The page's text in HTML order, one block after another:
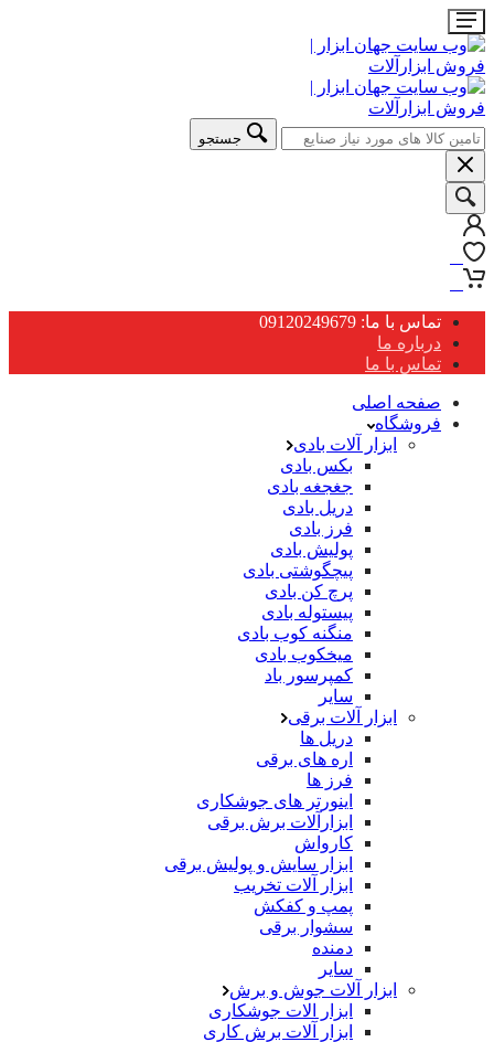
جستجو
تماس با ما: 09120249679
درباره ما
تماس با ما
صفحه اصلی
فروشگاه
ابزار آلات بادی
بکس بادی
جغجغه بادی
دریل بادی
فرز بادی
پولیش بادی
پیچگوشتی بادی
پرچ کن بادی
پیستوله بادی
منگنه کوب بادی
میخکوب بادی
کمپرسور باد
سایر
ابزار آلات برقی
دریل ها
اره های برقی
فرز ها
اینورتر های جوشکاری
ابزارآلات برش برقی
کارواش
ابزار سایش و پولیش برقی
ابزار آلات تخریب
پمپ و کفکش
سشوار برقی
دمنده
سایر
ابزار آلات جوش و برش
ابزار الات جوشکاری
ابزار آلات برش کاری